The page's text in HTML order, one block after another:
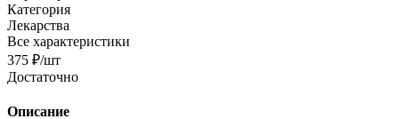
Категория
Лекарства
Все характеристики
375 ₽/шт
Достаточно
Описание